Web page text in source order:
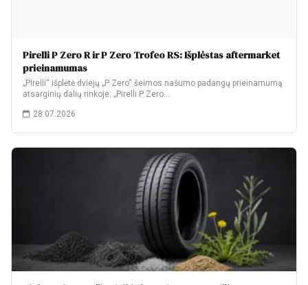
Pirelli P Zero R ir P Zero Trofeo RS: Išplėstas aftermarket
prieinamumas
„Pirelli“ išplėtė dviejų „P Zero“ šeimos našumo padangų prieinamumą
atsarginių dalių rinkoje: „Pirelli P Zero…
28.07.2026